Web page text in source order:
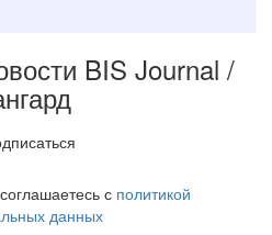
BIS Journal /
с политикой
данных